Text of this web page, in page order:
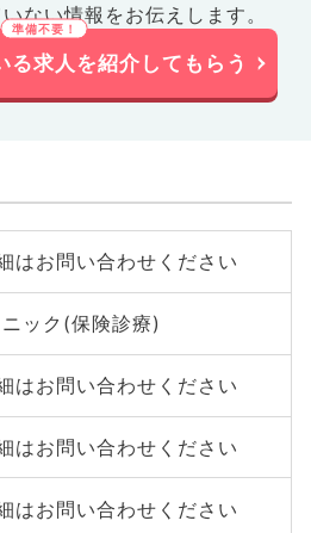
ない情報をお伝えします。
る求人を紹介してもらう
はお問い合わせください
ック(保険診療)
はお問い合わせください
はお問い合わせください
はお問い合わせください